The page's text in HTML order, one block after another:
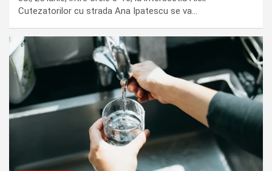
Cutezatorilor cu strada Ana Ipatescu se va…